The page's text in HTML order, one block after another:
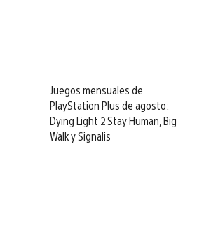
Juegos mensuales de
PlayStation Plus de agosto:
Dying Light 2 Stay Human, Big
Walk y Signalis